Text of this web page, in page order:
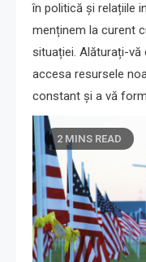
în politică și relațiile
menținem la curent
situației. Alăturați-
accesa resursele
constant și a vă
2 MINS READ